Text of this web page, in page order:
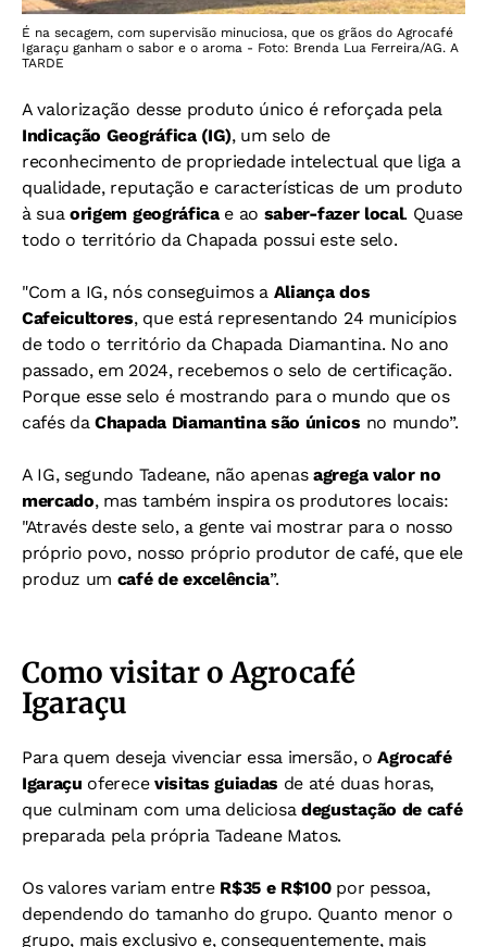
É na secagem, com supervisão minuciosa, que os grãos do Agrocafé
Igaraçu ganham o sabor e o aroma - Foto: Brenda Lua Ferreira/AG. A
TARDE
A valorização desse produto único é reforçada pela
Indicação Geográfica (IG), um selo de
reconhecimento de propriedade intelectual que liga a
qualidade, reputação e características de um produto
à suaorigem geográficae ao saber-fazer local. Quase
todo o território da Chapada possui este selo.
"Com a IG, nós conseguimos a Aliança dos
Cafeicultores, que está representando 24 municípios
de todo o território da Chapada Diamantina. No ano
passado, em 2024, recebemos o selo de certificação.
Porque esse selo é mostrando para o mundo que os
cafés daChapada Diamantina são únicos no mundo”.
A IG, segundo Tadeane, não apenasagrega valor no
mercado, mas também inspira os produtores locais:
"Através deste selo, a gente vai mostrar para o nosso
próprio povo, nosso próprio produtor de café, que ele
produz um café de excelência”.
Como visitar o Agrocafé
Igaraçu
Para quem deseja vivenciar essa imersão, oAgrocafé
Igaraçu oferece visitas guiadas de até duas horas,
que culminam com uma deliciosadegustação de café
preparada pela própria Tadeane Matos.
Os valores variam entre R$35 e R$100por pessoa,
dependendo do tamanho do grupo. Quanto menor o
grupo, mais exclusivo e, consequentemente, mais